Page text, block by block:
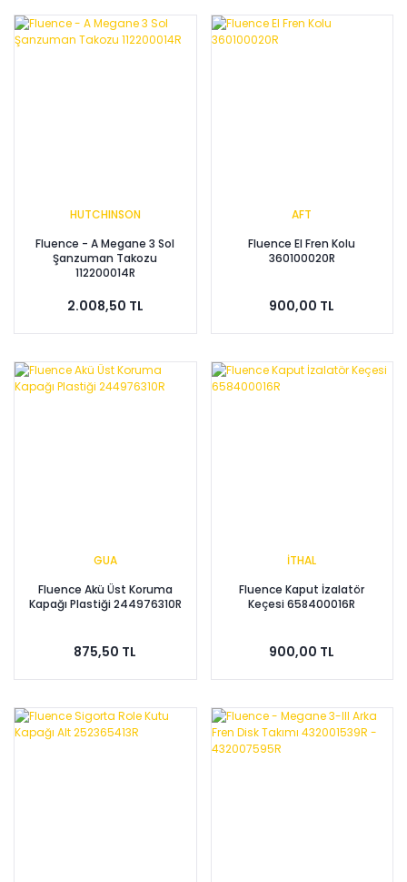
HUTCHINSON
Fluence - A Megane 3 Sol
Şanzuman Takozu
112200014R
2.008,50 TL
AFT
Fluence El Fren Kolu
360100020R
900,00 TL
GUA
Fluence Akü Üst Koruma
Kapağı Plastiği 244976310R
875,50 TL
İTHAL
Fluence Kaput İzalatör
Keçesi 658400016R
900,00 TL